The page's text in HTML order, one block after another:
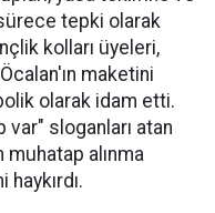
tepki olarak
kolları üyeleri,
maketini
olarak idam etti.
sloganları atan
alınma